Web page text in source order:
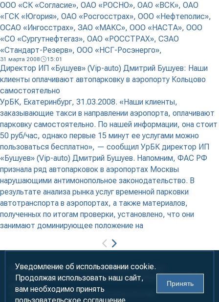
ООО «СК «Согласие», ОАО «РОСНО», ОАО «ВСК», ОАО
«ГСК «Югория», ОАО «Росгосстрах», ООО «Нефтеполис»,
ОСАО «Ингосстрах», ЗАО «МАКС», ООО «НАСТА», ООО
«СО «Сургутнефтегаз», ОАО «РОССТРАХ», СЗАО
«Стандарт-Резерв», ООО «НСГ-Росэнерго»,
31 марта 2008 15:01
Директор ИП «Бушуев» (Vip-auto) Дмитрий Бушуев: Наши
клиенты оплачивают автопарковку в аэропорту Кольцово
самостоятельно
УрБК, Екатеринбург, 31.03.2008. «Наши клиенты,
заказывающие такси в направлении аэропорта, оплачивают
парковку самостоятельно. По нашей информации, она стоит
50 руб/час, однако первые 15 минут ее услугами можно
пользоваться бесплатно», — сообщил УрБК директор ИП
«Бушуев» (Vip-auto) Дмитрий Бушуев. Напомним, ФАС РФ
признала ряд автопарковок в аэропортах Москвы
нарушающими антимонопольное законодательство. В
результате анализа рынка услуг временной парковки
автотранспорта в аэропортах, а также материалов,
полученных по итогам проверки, установлено, что они
занимают доминирующее положение на
Информация предназначена для лиц старше 18 лет (18+)
При использовании материалов ссылка на «УралБизнесКонсалтинг»
2000-2026 Информационно-аналитическое агентство
Уведомление об использовании cookie.
Продолжая использовать наш сайт,
вам необходимо принять
Принять